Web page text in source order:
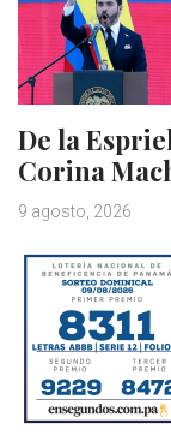
De la
Corina
9 agosto, 2026